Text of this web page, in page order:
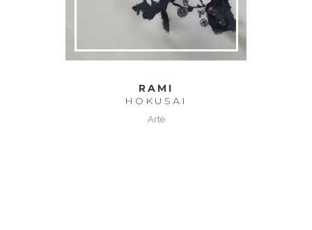
RAMI
HOKUSAI
Arte